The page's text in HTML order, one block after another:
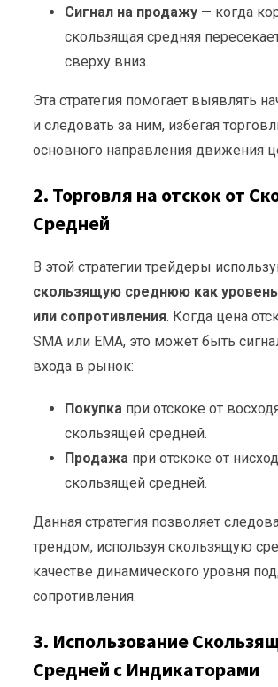
Сигнал на продажу — когда
скользящая средняя
сверху вниз.
Эта стратегия помогает выявлять
и следовать за ним, избегая
основного направления движения
2. Торговля на отскок от
Средней
В этой стратегии трейдеры
скользящую среднюю как
или сопротивления. Когда цена
SMA или EMA, это может быть
входа в рынок:
Покупка при отскоке от
скользящей средней.
Продажа при отскоке от
скользящей средней.
Данная стратегия позволяет
трендом, используя скользящую
качестве динамического уровня
сопротивления.
3. Использование
Средней с Индикаторами